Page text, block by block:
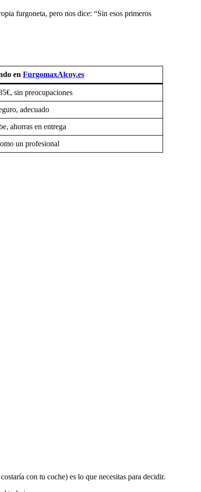
furgoneta, pero nos dice: “Sin esos primeros
en FurgomaxAlcoy.es
sin preocupaciones
adecuado
ahorras en entrega
un profesional
con tu coche) es lo que necesitas para decidir.